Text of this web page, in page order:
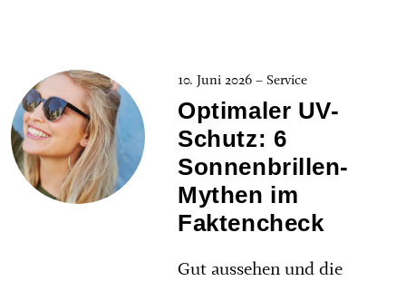
10. Juni 2026 – Service
Optimaler UV-
Schutz: 6
Sonnenbrillen-
Mythen im
Faktencheck
Gut aussehen und die